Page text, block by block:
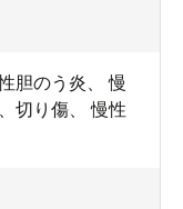
胆のう炎、 慢
切り傷、 慢性